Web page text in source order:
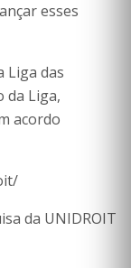
esses
Liga das
da Liga,
acordo
da UNIDROIT